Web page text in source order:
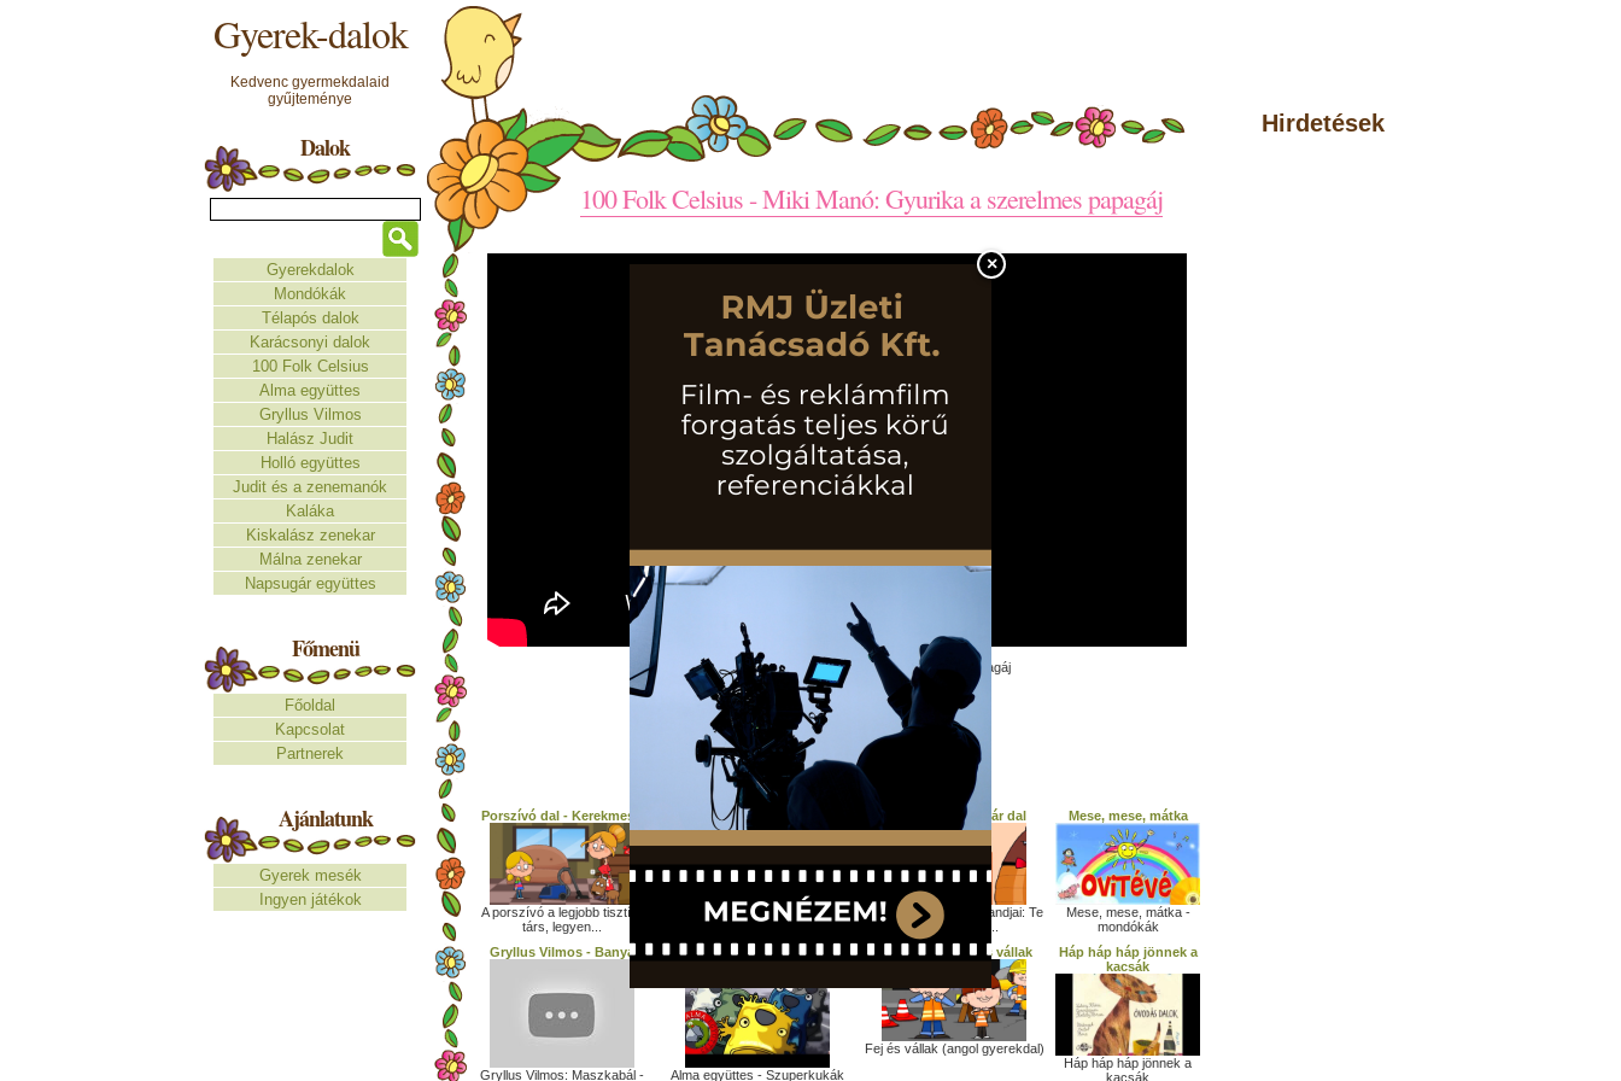
Gyerek-dalok
Kedvenc gyermekdalaid
gyűjteménye
Dalok
Gyerekdalok
Mondókák
Télapós dalok
Karácsonyi dalok
100 Folk Celsius
Alma együttes
Gryllus Vilmos
Halász Judit
Holló együttes
Judit és a zenemanók
Kaláka
Kiskalász zenekar
Málna zenekar
Napsugár együttes
Főmenü
Főoldal
Kapcsolat
Partnerek
Ajánlatunk
Gyerek mesék
Ingyen játékok
100 Folk Celsius - Miki Manó: Gyurika a szerelmes papagáj
100 Folk Celsius - Miki Manó: Gyurika a szerelmes papagáj
További gyerek dalok:
Porszívó dal - Kerekmese
A porszívó a legjobb tisztító
társ, legyen...
Testrészes dal
Kerekmese, hogy megismerjük
a testünket: Fej,...
Kerekmese - Bogár dal
Kerekmese újabb kalandjai: Te
is kikerülöd a...
Mese, mese, mátka
Mese, mese, mátka -
mondókák
Gryllus Vilmos - Banya
Gryllus Vilmos: Maszkabál -
Alma együttes - Szuperkukák
Alma együttes - Szuperkukák
Kerekmese: Fej és vállak
Fej és vállak (angol gyerekdal)
Háp háp háp jönnek a
kacsák
Háp háp háp jönnek a
kacsák
Hirdetések
×